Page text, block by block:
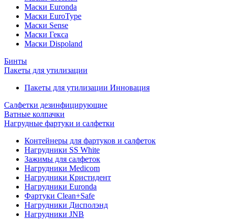
Маски Euronda
Маски EuroType
Маски Sense
Маски Гекса
Маски Dispoland
Бинты
Пакеты для утилизации
Пакеты для утилизации Инновация
Салфетки дезинфицирующие
Ватные колпачки
Нагрудные фартуки и салфетки
Контейнеры для фартуков и салфеток
Нагрудники SS White
Зажимы для салфеток
Нагрудники Medicom
Нагрудники Кристидент
Нагрудники Euronda
Фартуки Clean+Safe
Нагрудники Дисполэнд
Нагрудники JNB